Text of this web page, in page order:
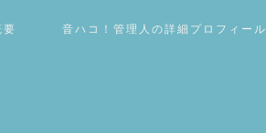
要 音ハコ！管理人の詳細プロフィール